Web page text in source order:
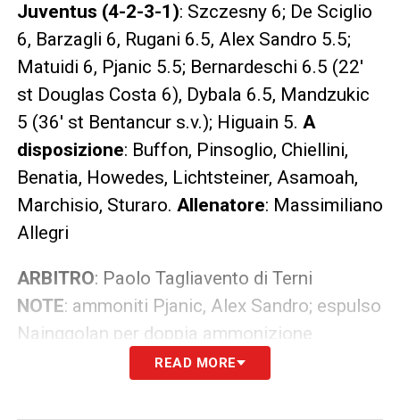
Juventus (4-2-3-1): Szczesny 6; De Sciglio
6, Barzagli 6, Rugani 6.5, Alex Sandro 5.5;
Matuidi 6, Pjanic 5.5; Bernardeschi 6.5 (22′
st Douglas Costa 6), Dybala 6.5, Mandzukic
5 (36′ st Bentancur s.v.); Higuain 5. A
disposizione: Buffon, Pinsoglio, Chiellini,
Benatia, Howedes, Lichtsteiner, Asamoah,
Marchisio, Sturaro. Allenatore: Massimiliano
Allegri
ARBITRO: Paolo Tagliavento di Terni
NOTE: ammoniti Pjanic, Alex Sandro; espulso
Nainggolan per doppia ammonizione
Roma-Juventus: diretta live e
READ MORE